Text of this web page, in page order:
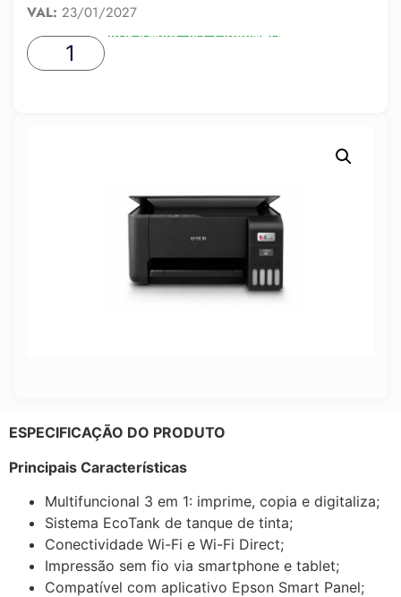
VAL: 23/01/2027
ADICIONAR AO CARRINHO
ESPECIFICAÇÃO DO PRODUTO
Principais Características
Multifuncional 3 em 1: imprime, copia e digitaliza;
Sistema EcoTank de tanque de tinta;
Conectividade Wi-Fi e Wi-Fi Direct;
Impressão sem fio via smartphone e tablet;
Compatível com aplicativo Epson Smart Panel;